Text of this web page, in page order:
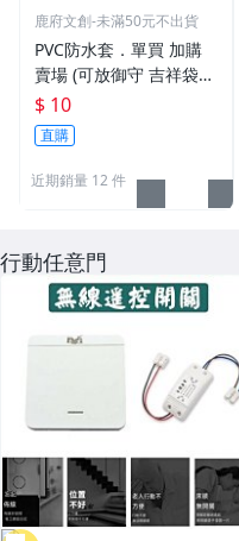
鹿府文創-未滿50元不出貨
PVC防水套．單買 加購
賣場 (可放御守 吉祥袋
票卡) 【鹿府文創 F03 】
$ 10
直購
近期銷量 12 件
行動任意門